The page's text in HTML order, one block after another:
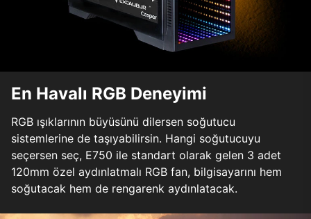
En Havalı RGB Deneyimi
RGB ışıklarının büyüsünü dilersen soğutucu
sistemlerine de taşıyabilirsin. Hangi soğutucuyu
seçersen seç, E750 ile standart olarak gelen 3 adet
120mm özel aydınlatmalı RGB fan, bilgisayarını hem
soğutacak hem de rengarenk aydınlatacak.